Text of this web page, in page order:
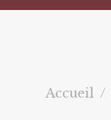
Accueil